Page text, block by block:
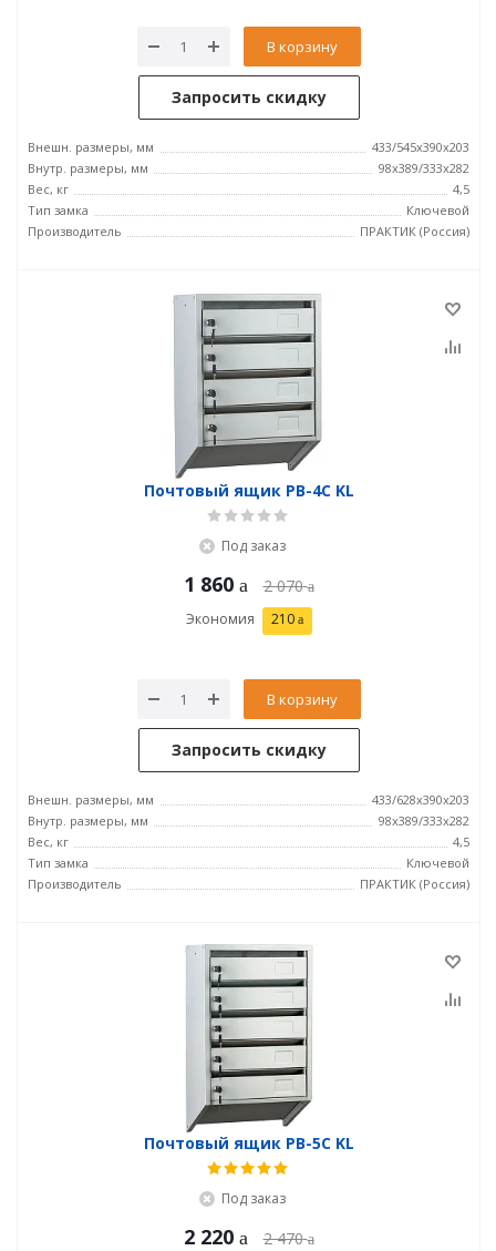
В корзину
Запросить скидку
Внешн. размеры, мм
433/545x390x203
Внутр. размеры, мм
98x389/333x282
Вес, кг
4,5
Тип замка
Ключевой
Производитель
ПРАКТИК (Россия)
Почтовый ящик PB-4C KL
Под заказ
1 860 2 070
Экономия 210
В корзину
Запросить скидку
Внешн. размеры, мм
433/628x390x203
Внутр. размеры, мм
98x389/333x282
Вес, кг
4,5
Тип замка
Ключевой
Производитель
ПРАКТИК (Россия)
Почтовый ящик PB-5C KL
Под заказ
2 220 2 470